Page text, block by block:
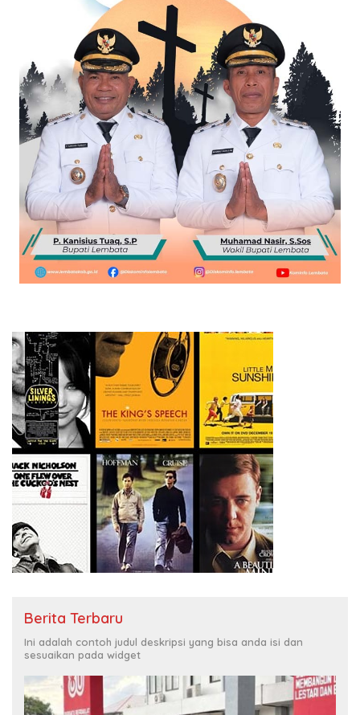
Berita Terbaru
Ini adalah contoh judul deskripsi yang bisa anda isi dan
sesuaikan pada widget